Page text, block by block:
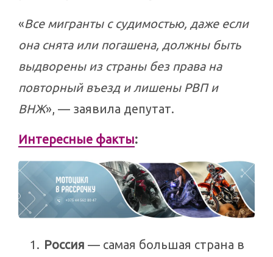
«Все мигранты с судимостью, даже если
она снята или погашена, должны быть
выдворены из страны без права на
повторный въезд и лишены РВП и
ВНЖ», — заявила депутат.
Интересные факты:
Россия — самая большая страна в